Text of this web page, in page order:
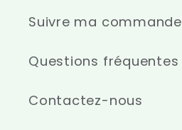
Suivre ma commande
Questions fréquentes
Contactez-nous